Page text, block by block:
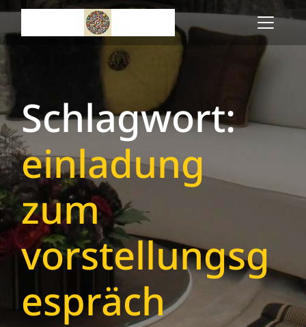
content
Schlagwort:
einladung
zum
vorstellungsg
espräch